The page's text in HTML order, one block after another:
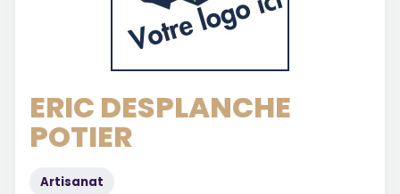
ERIC DESPLANCHE
POTIER
Artisanat